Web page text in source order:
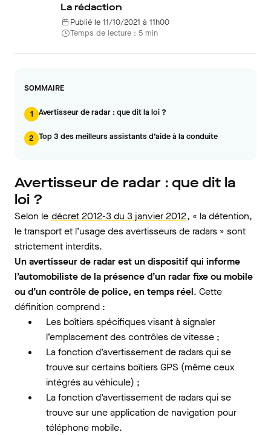
La rédaction
Publié le 11/10/2021 à 11h00
Temps de lecture : 5 min
SOMMAIRE
1 Avertisseur de radar : que dit la loi ?
2 Top 3 des meilleurs assistants d’aide à la conduite
Avertisseur de radar : que dit la
loi ?
Selon le décret 2012-3 du 3 janvier 2012, « la détention,
le transport et l’usage des avertisseurs de radars » sont
strictement interdits.
Un avertisseur de radar est un dispositif qui informe
l’automobiliste de la présence d’un radar fixe ou mobile
ou d’un contrôle de police, en temps réel. Cette
définition comprend :
Les boîtiers spécifiques visant à signaler
l’emplacement des contrôles de vitesse ;
La fonction d’avertissement de radars qui se
trouve sur certains boîtiers GPS (même ceux
intégrés au véhicule) ;
La fonction d’avertissement de radars qui se
trouve sur une application de navigation pour
téléphone mobile.